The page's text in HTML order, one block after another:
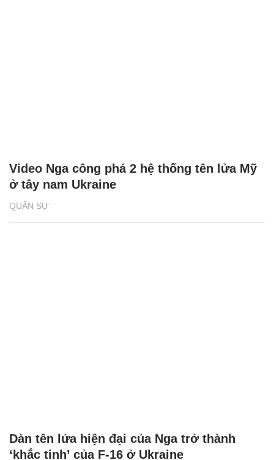
QUÂN SỰ
Video Nga công phá 2 hệ thống tên lửa Mỹ
ở tây nam Ukraine
Dàn tên lửa hiện đại của Nga trở thành
‘khắc tinh’ của F-16 ở Ukraine